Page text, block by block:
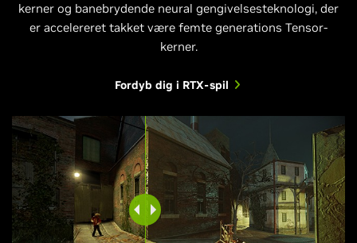
kerner og banebrydende neural gengivelsesteknologi, der
er accelereret takket være femte generations Tensor-
kerner.
Fordyb dig i RTX-spil